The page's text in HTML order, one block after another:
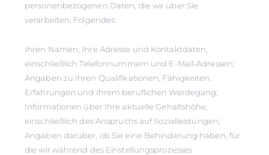
personenbezogenen Daten, die wir über Sie
verarbeiten, Folgendes:
Ihren Namen, Ihre Adresse und Kontaktdaten,
einschließlich Telefonnummern und E-Mail-Adressen;
Angaben zu Ihren Qualifikationen, Fähigkeiten,
Erfahrungen und Ihrem beruflichen Werdegang;
Informationen über Ihre aktuelle Gehaltshöhe,
einschließlich des Anspruchs auf Sozialleistungen;
Angaben darüber, ob Sie eine Behinderung haben, für
die wir während des Einstellungsprozesses